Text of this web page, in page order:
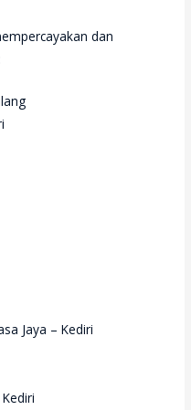
dan
Jaya – Kediri